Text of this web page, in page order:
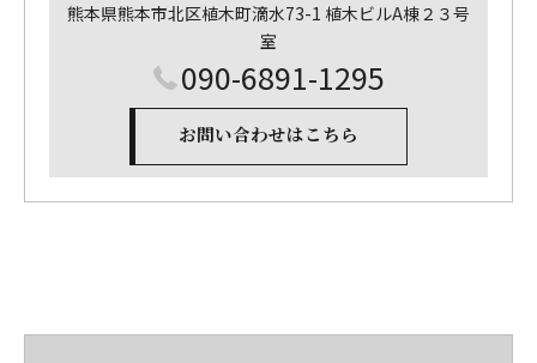
熊本県熊本市北区植木町滴水73-1 植木ビルA棟２３号
室
090-6891-1295
お問い合わせはこちら